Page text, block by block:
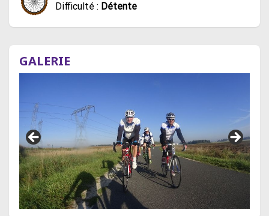
Difficulté : Détente
GALERIE